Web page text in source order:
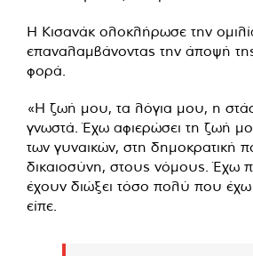
Η Κισανάκ ολοκλήρωσε την
επαναλαμβάνοντας την άποψή
φορά.
«Η ζωή μου, τα λόγια μου, η
γνωστά. Έχω αφιερώσει τη ζωή
των γυναικών, στη δημοκρατική
δικαιοσύνη, στους νόμους.
έχουν διώξει τόσο πολύ που
είπε.